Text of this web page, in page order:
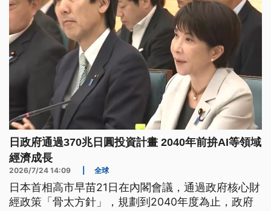
日政府通過370兆日圓投資計畫 2040年前拚AI等領域
經濟成長
2026/7/24 14:09 全球
日本首相高市早苗21日在內閣會議，通過政府核心財
經政策「骨太方針」，規劃到2040年度為止，政府